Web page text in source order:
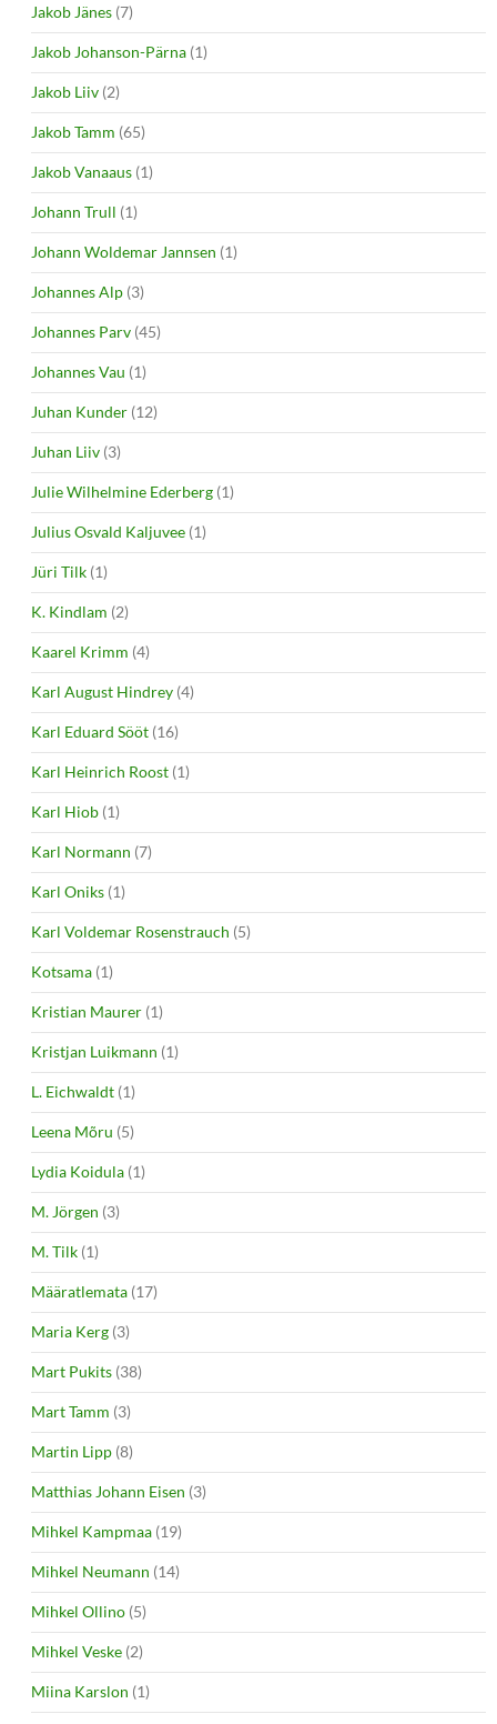
Jakob Jänes (7)
Jakob Johanson-Pärna (1)
Jakob Liiv (2)
Jakob Tamm (65)
Jakob Vanaaus (1)
Johann Trull (1)
Johann Woldemar Jannsen (1)
Johannes Alp (3)
Johannes Parv (45)
Johannes Vau (1)
Juhan Kunder (12)
Juhan Liiv (3)
Julie Wilhelmine Ederberg (1)
Julius Osvald Kaljuvee (1)
Jüri Tilk (1)
K. Kindlam (2)
Kaarel Krimm (4)
Karl August Hindrey (4)
Karl Eduard Sööt (16)
Karl Heinrich Roost (1)
Karl Hiob (1)
Karl Normann (7)
Karl Oniks (1)
Karl Voldemar Rosenstrauch (5)
Kotsama (1)
Kristian Maurer (1)
Kristjan Luikmann (1)
L. Eichwaldt (1)
Leena Mõru (5)
Lydia Koidula (1)
M. Jörgen (3)
M. Tilk (1)
Määratlemata (17)
Maria Kerg (3)
Mart Pukits (38)
Mart Tamm (3)
Martin Lipp (8)
Matthias Johann Eisen (3)
Mihkel Kampmaa (19)
Mihkel Neumann (14)
Mihkel Ollino (5)
Mihkel Veske (2)
Miina Karslon (1)